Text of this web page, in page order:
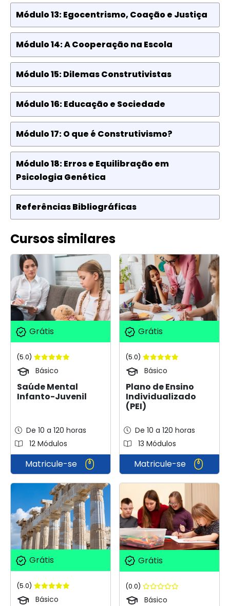
Módulo 13: Egocentrismo, Coação e Justiça
Módulo 14: A Cooperação na Escola
Módulo 15: Dilemas Construtivistas
Módulo 16: Educação e Sociedade
Módulo 17: O que é Construtivismo?
Módulo 18: Erros e Equilibração em
Psicologia Genética
Referências Bibliográficas
Cursos similares
Grátis
(5.0)
Básico
Saúde Mental
Infanto-Juvenil
De 10 a 120 horas
12 Módulos
Matricule-se
Grátis
(5.0)
Básico
Plano de Ensino
Individualizado
(PEI)
De 10 a 120 horas
13 Módulos
Matricule-se
Grátis
(5.0)
Básico
Grátis
(0.0)
Básico